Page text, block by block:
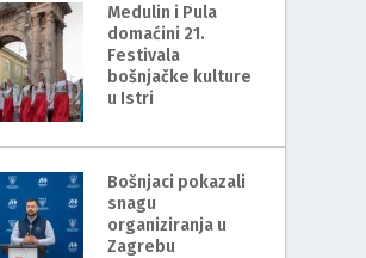
Medulin i Pula
domaćini 21.
Festivala
bošnjačke kulture
u Istri
Bošnjaci pokazali
snagu
organiziranja u
Zagrebu